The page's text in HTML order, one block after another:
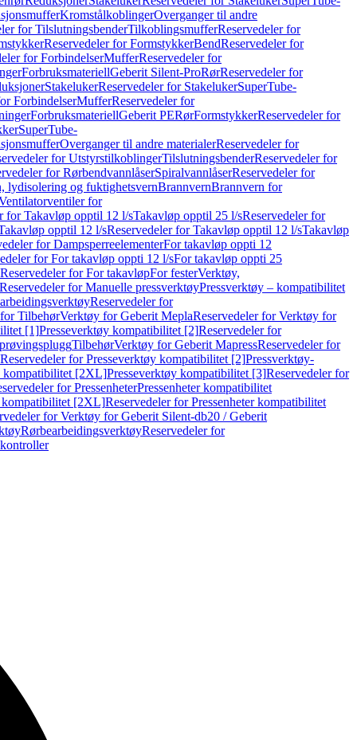
KromstålkoblingerOverganger til andre
for TilslutningsbenderTilkoblingsmufferReservedeler for
Reservedeler for FormstykkerBendReservedeler for
for ForbindelserMufferReservedeler for
ForbruksmateriellGeberit Silent-ProRørReservedeler for
StakelukerReservedeler for StakelukerSuperTube-
ForbindelserMufferReservedeler for
ForbruksmateriellGeberit PERørFormstykkerReservedeler for
SuperTube-
Overganger til andre materialerReservedeler for
for UtstyrstilkoblingerTilslutningsbenderReservedeler for
for RørbendvannlåserSpiralvannlåserReservedeler for
lydisolering og fuktighetsvernBrannvernBrannvern for
for
for Takavløp opptil 12 l/sTakavløp opptil 25 l/sReservedeler for
opptil 12 l/sReservedeler for Takavløp opptil 12 l/sTakavløp
for DampsperreelementerFor takavløp oppti 12
for For takavløp oppti 12 l/sFor takavløp oppti 25
Reservedeler for For takavløpFor festerVerktøy,
Reservedeler for Manuelle pressverktøyPressverktøy – kompatibilitet
Reservedeler for
TilbehørVerktøy for Geberit MeplaReservedeler for Verktøy for
[1]Presseverktøy kompatibilitet [2]Reservedeler for
TilbehørVerktøy for Geberit MapressReservedeler for
Reservedeler for Presseverktøy kompatibilitet [2]Pressverktøy-
kompatibilitet [2XL]Presseverktøy kompatibilitet [3]Reservedeler for
for PressenheterPressenheter kompatibilitet
kompatibilitet [2XL]Reservedeler for Pressenheter kompatibilitet
for Verktøy for Geberit Silent-db20 / Geberit
RørbearbeidingsverktøyReservedeler for